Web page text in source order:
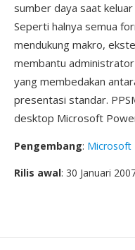
sumber daya saat
Seperti halnya semua
mendukung makro,
membantu
yang membedakan
presentasi standar.
desktop Microsoft
Pengembang: Microsoft
Rilis awal: 30 Januari